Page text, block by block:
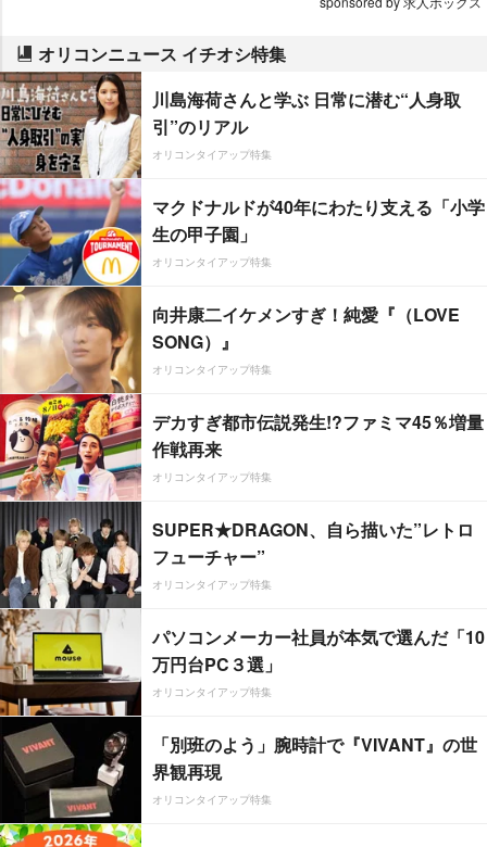
オリコンニュース イチオシ特集
川島海荷さんと学ぶ 日常に潜む“人身取
引”のリアル
オリコンタイアップ特集
マクドナルドが40年にわたり支える「小学
生の甲子園」
オリコンタイアップ特集
向井康二イケメンすぎ！純愛『（LOVE
SONG）』
オリコンタイアップ特集
デカすぎ都市伝説発生!?ファミマ45％増量
作戦再来
オリコンタイアップ特集
SUPER★DRAGON、自ら描いた”レトロ
フューチャー”
オリコンタイアップ特集
パソコンメーカー社員が本気で選んだ「10
万円台PC３選」
オリコンタイアップ特集
「別班のよう」腕時計で『VIVANT』の世
界観再現
オリコンタイアップ特集